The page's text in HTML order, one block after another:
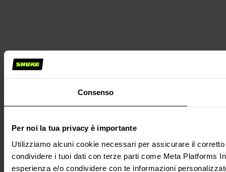
Consenso
Per noi la tua privacy è importante
Utilizziamo alcuni cookie necessari per assicurare il
condividere i tuoi dati con terze parti come Meta Platforms
esperienza e/o condividere con te informazioni